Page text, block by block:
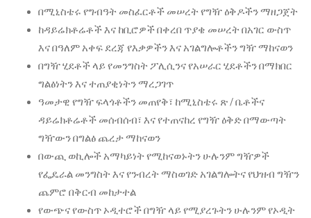
በሚኒስቴሩ የግብዓት መስፈርቶች መሠረት የግዥ ዕቅዶችን ማዘጋጀት
ከዳይሬክቶሬቶች እና ከቢሮዎች በቀረበ ጥያቄ መሠረት በአገር ውስጥ
እና በዓለም አቀፍ ደረጃ የእቃዎችን እና አገልግሎቶችን ግዥ ማከናወን
በግዥ ሂደቶች ላይ የመንግስት ፖሊሲንና የአሠራር ሂደቶችን በማክበር
ግልፅነትን እና ተጠያቂነትን ማረጋገጥ
ዓመታዊ የግዥ ፍላጎቶችን መጠየቅ፣ ከሚኒስቴሩ ጽ / ቤቶችና
ዳይሬክቶሬቶች መሰብሰብ፣ እና የተጠናከረ የግዥ ዕቅድ በማውጣት
ግዥውን በግልፅ ጨረታ ማከናወን
በውጪ ወኪሎች አማካይነት የሚከናወኑትን ሁሉንም ግዥዎች
የፌዴራል መንግስት እና የንብረት ማስወገድ አገልግሎትና የህዝብ ግዥን
ጨምሮ በቅርብ መከታተል
የውጭና የውስጥ ኦዲተሮች በግዥ ላይ የሚያረጉትን ሁሉንም የኦዲት